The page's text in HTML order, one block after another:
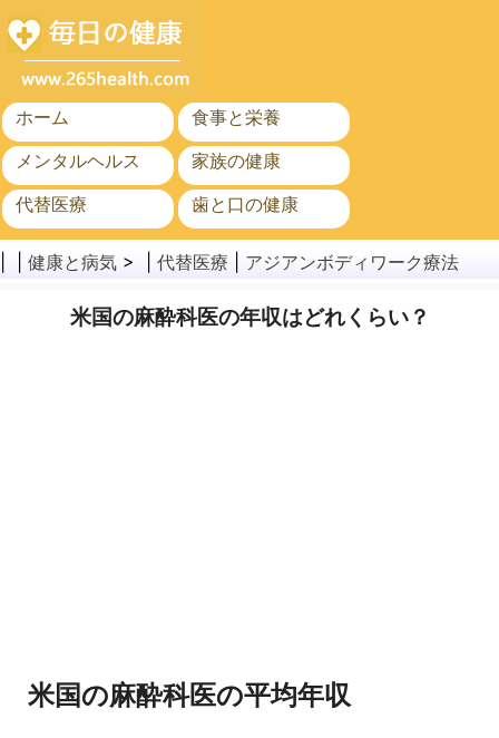
ホーム
食事と栄養
メンタルヘルス
家族の健康
代替医療
歯と口の健康
がん
公衆衛生
健康と病気 > | 代替医療 アジアンボディワーク療法
米国の麻酔科医の年収はどれくらい？
米国の麻酔科医の平均年収